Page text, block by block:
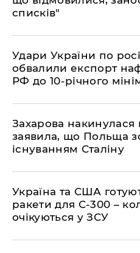
списків"
​Удари України по
обвалили експорт
РФ до 10-річного
​Захарова накинулася
заявила, що Польща
існуванням Сталіну
​Україна та США
ракети для С-300 –
очікуються у ЗСУ